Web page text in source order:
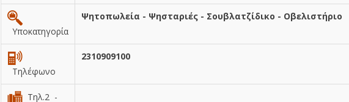
Υποκατηγορία
Ψητοπωλεία - Ψησταριές - Σουβλατζίδικο - Οβελιστήριο
Τηλέφωνο
2310909100
Τηλ.2 -